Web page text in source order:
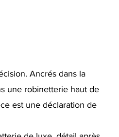
Ancrés dans la
une robinetterie haut de
est une déclaration de